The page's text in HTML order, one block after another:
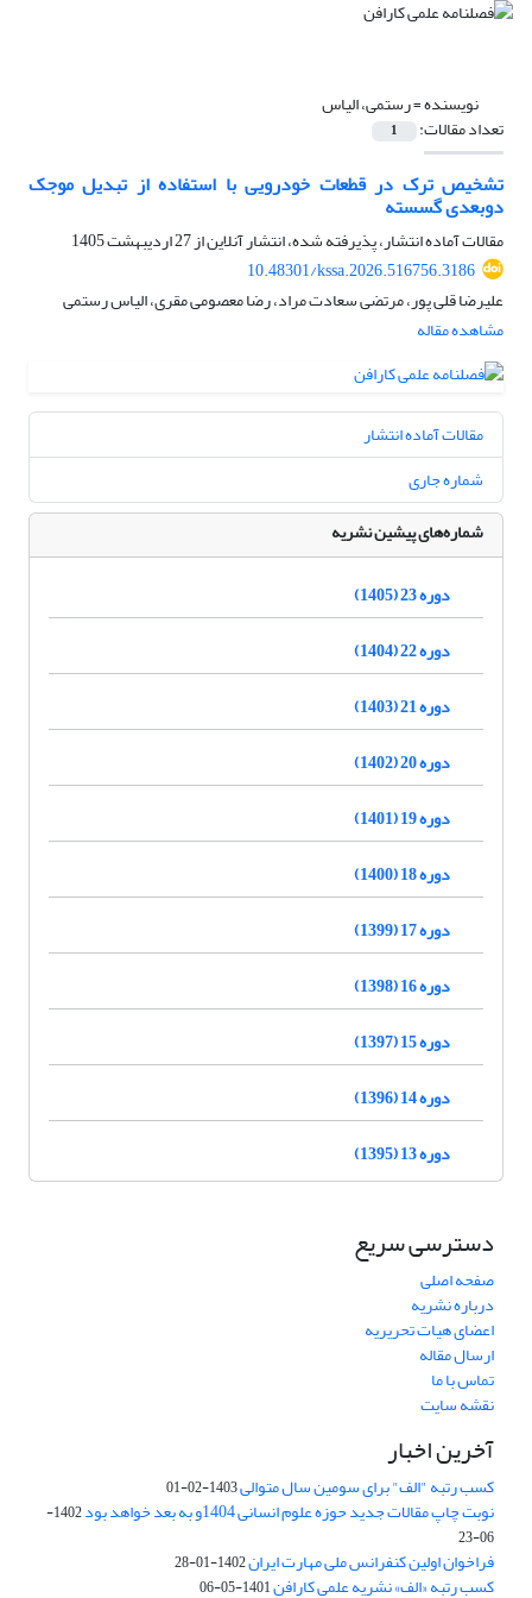
نویسنده =رستمی، الیاس
تعداد مقالات: 1
تشخیص ترک در قطعات خودرویی با استفاده از تبدیل موجک
دوبعدی گسسته
مقالات آماده انتشار، پذیرفته شده، انتشار آنلاین از27 اردیبهشت 1405
10.48301/kssa.2026.516756.3186
علیرضا قلی پور، مرتضی سعادت مراد، رضا معصومی مقری، الیاس رستمی
مشاهده مقاله
مقالات آماده انتشار
شماره جاری
شماره‌های پیشین نشریه
دوره 23 (1405)
دوره 22 (1404)
دوره 21 (1403)
دوره 20 (1402)
دوره 19 (1401)
دوره 18 (1400)
دوره 17 (1399)
دوره 16 (1398)
دوره 15 (1397)
دوره 14 (1396)
دوره 13 (1395)
دسترسی سریع
صفحه اصلی
درباره نشریه
اعضای هیات تحریریه
ارسال مقاله
تماس با ما
نقشه سایت
آخرین اخبار
کسب رتبه "الف" برای سومین سال متوالی1403-02-01
نوبت چاپ مقالات جدید حوزه علوم انسانی 1404و به بعد خواهد بود
1402-
06-23
فراخوان اولین کنفرانس ملی مهارت ایران1402-01-28
کسب رتبه «الف» نشریه علمی کارافن1401-05-06